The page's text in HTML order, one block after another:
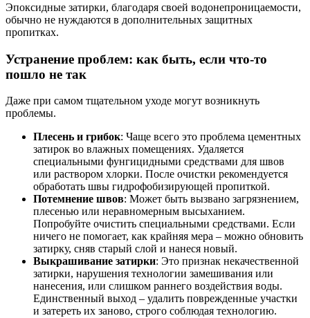
Эпоксидные затирки, благодаря своей водонепроницаемости,
обычно не нуждаются в дополнительных защитных
пропитках.
Устранение проблем: как быть, если что-то
пошло не так
Даже при самом тщательном уходе могут возникнуть
проблемы.
Плесень и грибок: Чаще всего это проблема цементных
затирок во влажных помещениях. Удаляется
специальными фунгицидными средствами для швов
или раствором хлорки. После очистки рекомендуется
обработать швы гидрофобизирующей пропиткой.
Потемнение швов: Может быть вызвано загрязнением,
плесенью или неравномерным высыханием.
Попробуйте очистить специальными средствами. Если
ничего не помогает, как крайняя мера – можно обновить
затирку, сняв старый слой и нанеся новый.
Выкрашивание затирки: Это признак некачественной
затирки, нарушения технологии замешивания или
нанесения, или слишком раннего воздействия воды.
Единственный выход – удалить поврежденные участки
и затереть их заново, строго соблюдая технологию.